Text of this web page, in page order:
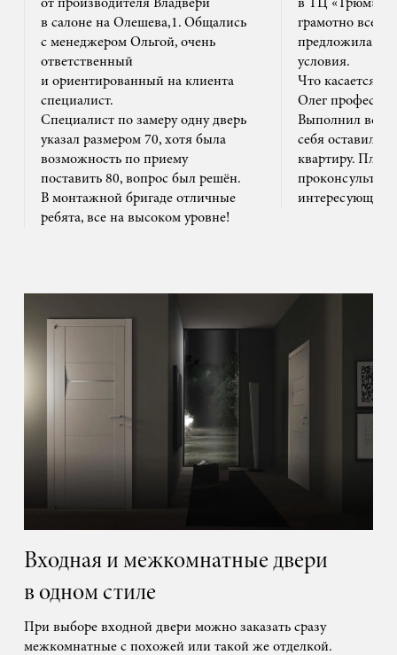
от производителя Владвери
в салоне на Олешева,1. Общались
с менеджером Ольгой, очень
ответственный
и ориентированный на клиента
специалист.
Специалист по замеру одну дверь
указал размером 70, хотя была
возможность по приему
поставить 80, вопрос был решён.
В монтажной бригаде отличные
ребята, все на высоком уровне!
в ТЦ «Трюм».
грамотно все
предложила
условия.
Что касается
Олег
Выполнил все
себя оставил
квартиру. Плюс
интересующим
Входная и межкомнатные двери
в одном стиле
При выборе входной двери можно заказать сразу
межкомнатные с похожей или такой же отделкой.